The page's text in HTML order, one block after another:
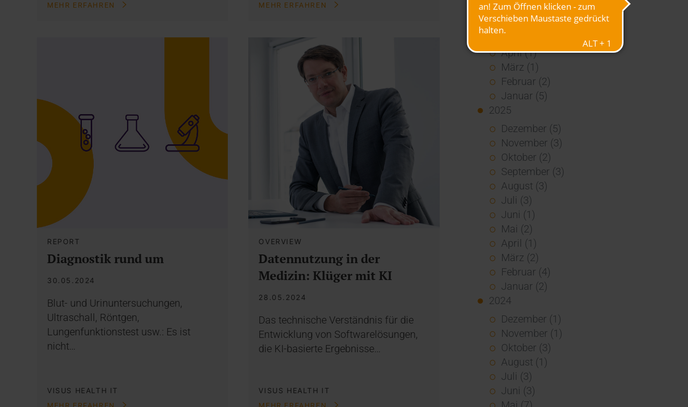
MEHR ERFAHREN MEHR ERFAHREN
REPORT
Diagnostik rund um
30.05.2024
Blut- und Urinuntersuchungen,
Ultraschall, Röntgen,
Lungenfunktionstest usw.: Es ist
nicht…
VISUS HEALTH IT
OVERVIEW
Datennutzung in der
Medizin: Klüger mit KI
28.05.2024
Das technische Verständnis für die
Entwicklung von Softwarelösungen,
die KI-basierte Ergebnisse…
VISUS HEALTH IT
Juli (4)
Juni (4)
April (1)
März (1)
Februar (2)
Januar (5)
2025
Dezember (5)
November (3)
Oktober (2)
September (3)
August (3)
Juli (3)
Juni (1)
Mai (2)
April (1)
März (2)
Februar (4)
Januar (2)
2024
Dezember (1)
November (1)
Oktober (3)
August (1)
Juli (3)
Juni (3)